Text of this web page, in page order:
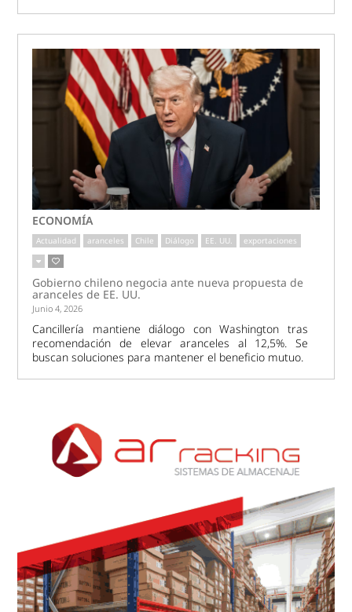
ECONOMÍA
Actualidad aranceles Chile Diálogo EE. UU. exportaciones
Gobierno chileno negocia ante nueva propuesta de
aranceles de EE. UU.
Junio 4, 2026
Cancillería mantiene diálogo con Washington tras
recomendación de elevar aranceles al 12,5%. Se
buscan soluciones para mantener el beneficio mutuo.